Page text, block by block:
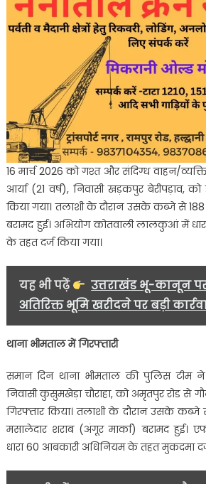
16 मार्च 2026 को गश्त और संदिग्ध वाहन/
आर्या (21 वर्ष), निवासी खड़कपुर बेरीपड़ाव, को
किया गया। तलाशी के दौरान उसके कब्जे से 188
बरामद हुई। अभियोग कोतवाली लालकुआं में
के तहत दर्ज किया गया।
यह भी पढ़ें
उत्तराखंड भू-कानून
अतिरिक्त भूमि खरीदने पर बड़ी
थाना भीमताल में गिरफ्तारी
समान दिन थाना भीमताल की पुलिस टीम ने
निवासी कुसुमखेड़ा चौराहा, को अमृतपुर रोड से
गिरफ्तार किया। तलाशी के दौरान उसके कब्जे
मसालेदार शराब (अंगूर मार्का) बरामद हुई।
धारा 60 आबकारी अधिनियम के तहत मुकदमा